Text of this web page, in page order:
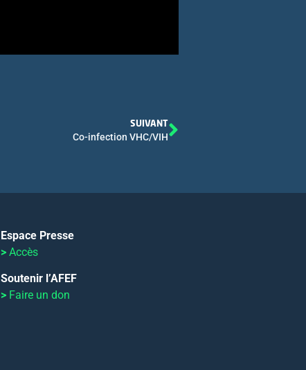
SUIVANT
Co-infection VHC/VIH
Espace Presse
>Accès
Soutenir l’AFEF
> Faire un don